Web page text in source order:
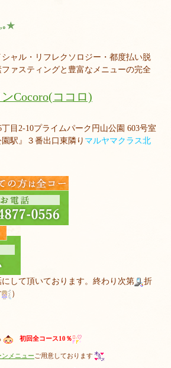
｡★
ャル・リフレクソロジー・都度払い脱
ァスティングと豊富なメニューの完全
Cocoro(ココロ)
目2-10プライムパーク円山公園 603号室
駅』３番出口東隣り マルヤマクラス北
にして頂いております。終わり次第
折
）
初回全コース10％
ンメニュー ご用意しております